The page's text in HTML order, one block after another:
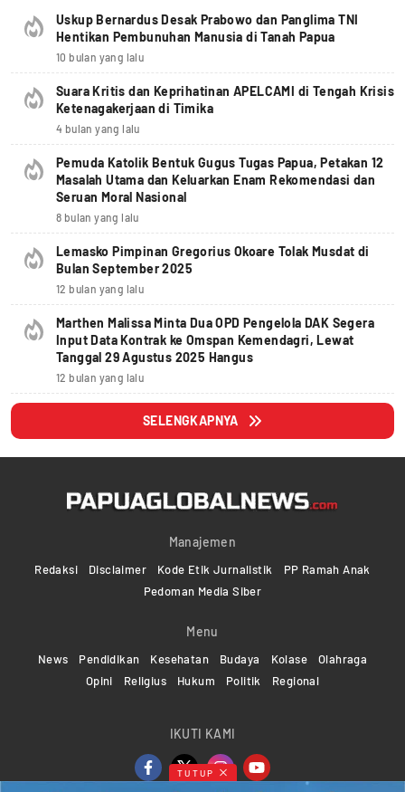
Uskup Bernardus Desak Prabowo dan Panglima TNI
Hentikan Pembunuhan Manusia di Tanah Papua
10 bulan yang lalu
Suara Kritis dan Keprihatinan APELCAMI di Tengah Krisis
Ketenagakerjaan di Timika
4 bulan yang lalu
Pemuda Katolik Bentuk Gugus Tugas Papua, Petakan 12
Masalah Utama dan Keluarkan Enam Rekomendasi dan
Seruan Moral Nasional
8 bulan yang lalu
Lemasko Pimpinan Gregorius Okoare Tolak Musdat di
Bulan September 2025
12 bulan yang lalu
Marthen Malissa Minta Dua OPD Pengelola DAK Segera
Input Data Kontrak ke Omspan Kemendagri, Lewat
Tanggal 29 Agustus 2025 Hangus
12 bulan yang lalu
SELENGKAPNYA
Manajemen
Redaksi Disclaimer Kode Etik Jurnalistik
PP Ramah Anak
Pedoman Media Siber
Menu
News Pendidikan Kesehatan Budaya Kolase
Olahraga
Opini
Religius Hukum Politik Regional
IKUTI KAMI
TUTUP